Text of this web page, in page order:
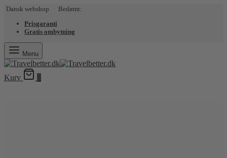
Dansk webshop Bedømt:
Prisgaranti
Gratis ombytning
Menu
Kurv